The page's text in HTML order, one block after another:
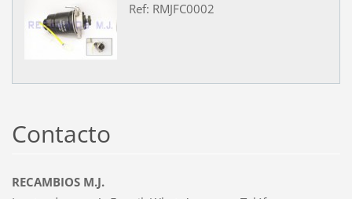
Ref: RMJFC0002
Contacto
RECAMBIOS M.J.